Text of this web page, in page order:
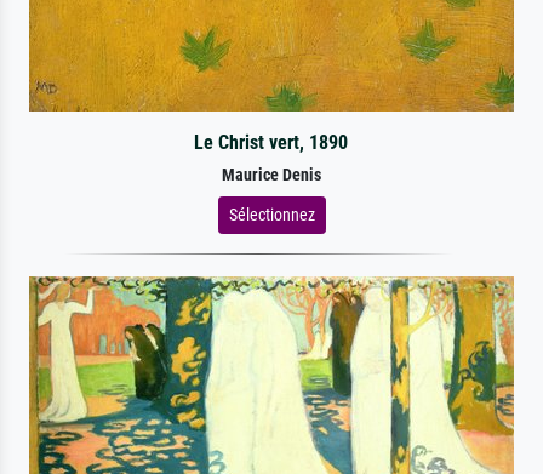
Le Christ vert, 1890
Maurice Denis
Sélectionnez